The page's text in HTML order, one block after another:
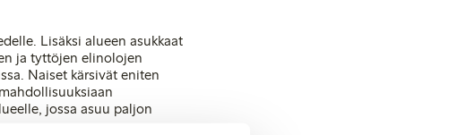
Lisäksi alueen asukkaat
ja tyttöjen elinolojen
Naiset kärsivät eniten
jossa asuu paljon